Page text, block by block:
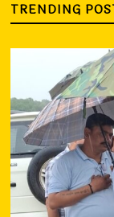
TRENDING